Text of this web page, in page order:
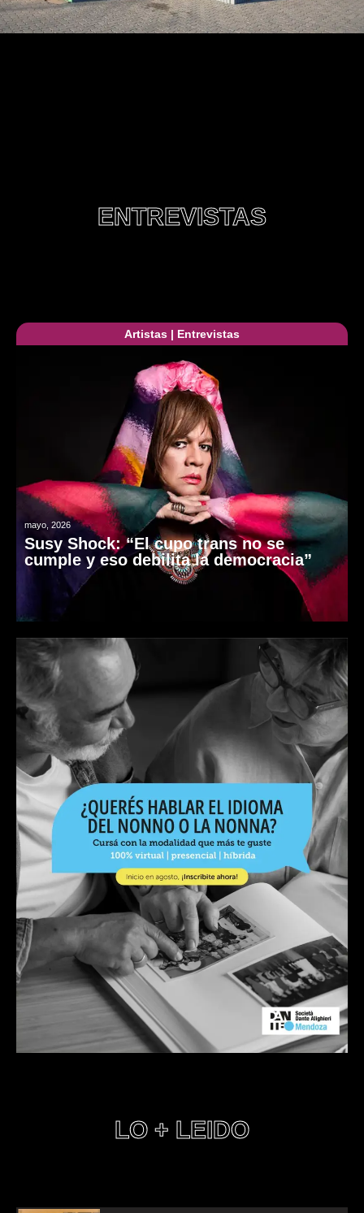
ENTREVISTAS
Artistas | Entrevistas
mayo, 2026
Susy Shock: “El cupo trans no se
cumple y eso debilita la democracia”
LO + LEIDO